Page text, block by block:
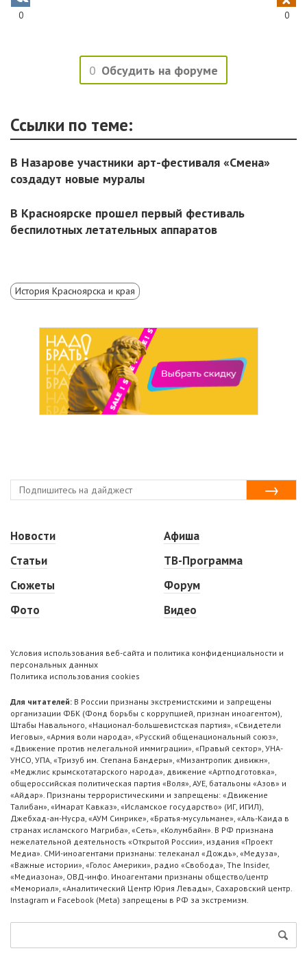
0 0
0 Обсудить на форуме
Ссылки по теме:
В Назарове участники арт-фестиваля «Смена»
создадут новые муралы
​В Красноярске прошел первый фестиваль
беспилотных летательных аппаратов
История Красноярска и края
Новости
Статьи
Сюжеты
Фото
Афиша
ТВ-Программа
Форум
Видео
Условия использования веб-сайта и политика конфиденциальности и
персональных данных
Политика использования cookies
Для читателей: В России признаны экстремистскими и запрещены
организации ФБК (Фонд борьбы с коррупцией, признан иноагентом),
Штабы Навального, «Национал-большевистская партия», «Свидетели
Иеговы», «Армия воли народа», «Русский общенациональный союз»,
«Движение против нелегальной иммиграции», «Правый сектор», УНА-
УНСО, УПА, «Тризуб им. Степана Бандеры», «Мизантропик дивижн»,
«Меджлис крымскотатарского народа», движение «Артподготовка»,
общероссийская политическая партия «Воля», АУЕ, батальоны «Азов» и
«Айдар». Признаны террористическими и запрещены: «Движение
Талибан», «Имарат Кавказ», «Исламское государство» (ИГ, ИГИЛ),
Джебхад-ан-Нусра, «АУМ Синрике», «Братья-мусульмане», «Аль-Каида в
странах исламского Магриба», «Сеть», «Колумбайн». В РФ признана
нежелательной деятельность «Открытой России», издания «Проект
Медиа». СМИ-иноагентами признаны: телеканал «Дождь», «Медуза»,
«Важные истории», «Голос Америки», радио «Свобода», The Insider,
«Медиазона», ОВД-инфо. Иноагентами признаны общество/центр
«Мемориал», «Аналитический Центр Юрия Левады», Сахаровский центр.
Instagram и Facebook (Metа) запрещены в РФ за экстремизм.